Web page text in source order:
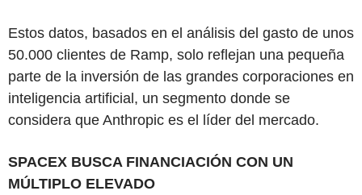
Estos datos, basados en el análisis del gasto de unos
50.000 clientes de Ramp, solo reflejan una pequeña
parte de la inversión de las grandes corporaciones en
inteligencia artificial, un segmento donde se
considera que Anthropic es el líder del mercado.
SPACEX BUSCA FINANCIACIÓN CON UN
MÚLTIPLO ELEVADO